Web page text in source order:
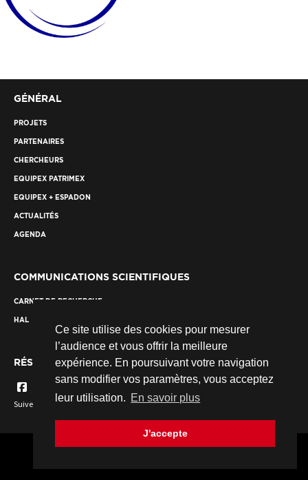
Ce site utilise des cookies pour mesurer
l’audience et vous offrir la meilleure
expérience. En poursuivant votre navigation
sans modifier vos paramètres, vous acceptez
leur utilisation. En savoir plus
J'accepte
GÉNÉRAL
PROJETS
PARTENAIRES
CHERCHEURS
EQUIPEX PATRIMEX
EQUIPEX + ESPADON
ACTUALITÉS
AGENDA
COMMUNICATIONS SCIENTIFIQUES
CARNET DE RECHERCHE
HAL
RÉSEAUX SOCIAUX
Suivez nous...